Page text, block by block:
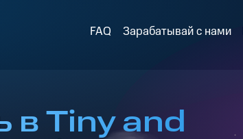
FAQ Зарабатывай с нами
в Tiny and